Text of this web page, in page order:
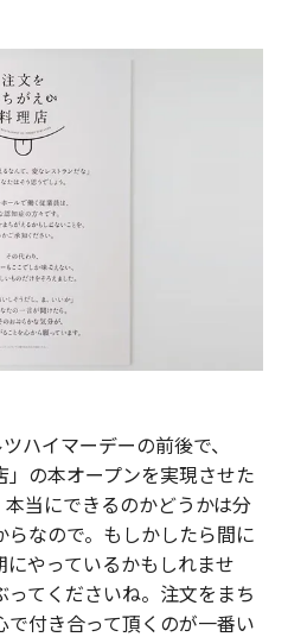
ハイマーデーの前後で、
」の本オープンを実現させた
当にできるのかどうかは分
なので。もしかしたら間に
やっているかもしれませ
てくださいね。注文をまち
付き合って頂くのが一番い